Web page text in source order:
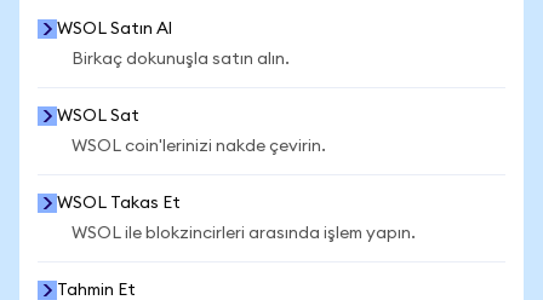
WSOL Satın Al
Birkaç dokunuşla satın alın.
WSOL Sat
WSOL coin'lerinizi nakde çevirin.
WSOL Takas Et
WSOL ile blokzincirleri arasında işlem yapın.
Tahmin Et